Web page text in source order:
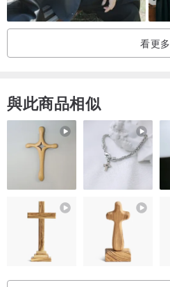
看更多
與此商品相似